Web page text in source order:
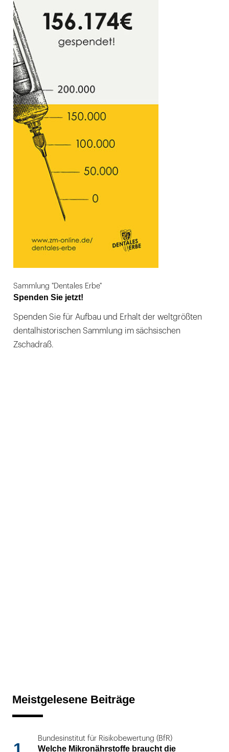
Sammlung "Dentales Erbe"
Spenden Sie jetzt!
Spenden Sie für Aufbau und Erhalt der weltgrößten
dentalhistorischen Sammlung im sächsischen
Zschadraß.
Meistgelesene Beiträge
Bundesinstitut für Risikobewertung (BfR)
Welche Mikronährstoffe braucht die